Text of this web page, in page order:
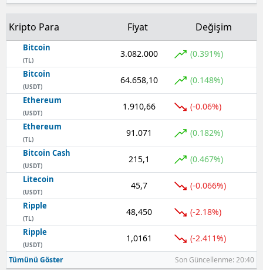
Kripto Para Fiyat Değişim
Bitcoin
(TL)
3.082.000 (0.391%)
Bitcoin
(USDT)
64.658,10 (0.148%)
Ethereum
(USDT)
1.910,66 (-0.06%)
Ethereum
(TL)
91.071 (0.182%)
Bitcoin Cash
(USDT)
215,1 (0.467%)
Litecoin
(USDT)
45,7 (-0.066%)
Ripple
(TL)
48,450 (-2.18%)
Ripple
(USDT)
1,0161 (-2.411%)
Tümünü Göster Son Güncellenme: 20:40